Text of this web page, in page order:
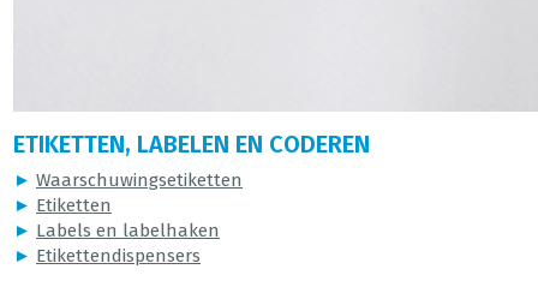
ETIKETTEN, LABELEN EN CODEREN
► Waarschuwingsetiketten
► Etiketten
► Labels en labelhaken
► Etikettendispensers